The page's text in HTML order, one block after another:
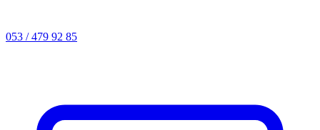
053 / 479 92 85